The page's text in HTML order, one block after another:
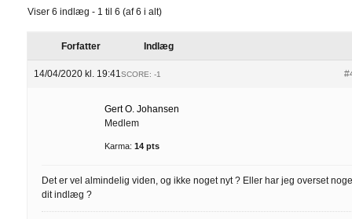
Viser 6 indlæg - 1 til 6 (af 6 i alt)
Forfatter Indlæg
14/04/2020 kl. 19:41SCORE: -1
Gert O. Johansen
Medlem
Karma: 14 pts
Det er vel almindelig viden, og ikke noget nyt ? Eller har jeg overset
dit indlæg ?